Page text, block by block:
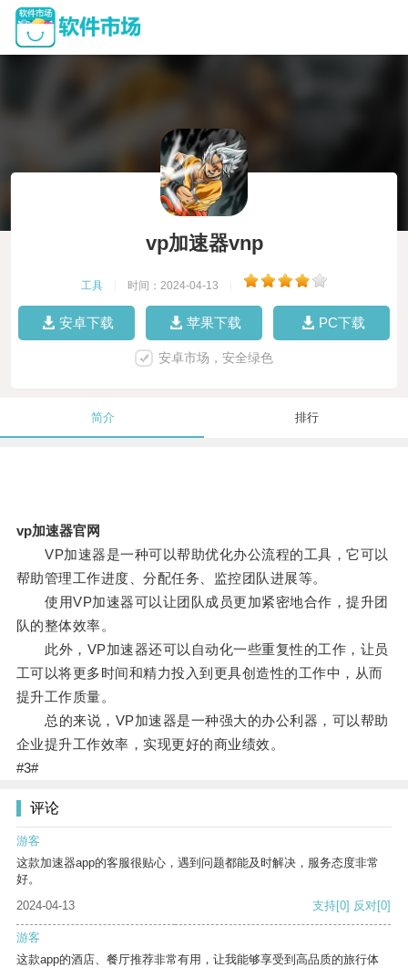
vp加速器vnp
工具 时间：2024-04-13
安卓下载 苹果下载 PC下载
安卓市场，安全绿色
简介 排行
vp加速器官网
VP加速器是一种可以帮助优化办公流程的工具，它可以
帮助管理工作进度、分配任务、监控团队进展等。
使用VP加速器可以让团队成员更加紧密地合作，提升团
队的整体效率。
此外，VP加速器还可以自动化一些重复性的工作，让员
工可以将更多时间和精力投入到更具创造性的工作中，从而
提升工作质量。
总的来说，VP加速器是一种强大的办公利器，可以帮助
企业提升工作效率，实现更好的商业绩效。
#3#
评论
游客
这款加速器app的客服很贴心，遇到问题都能及时解决，服务态度非常
好。
2024-04-13
支持[0] 反对[0]
游客
这款app的酒店、餐厅推荐非常有用，让我能够享受到高品质的旅行体